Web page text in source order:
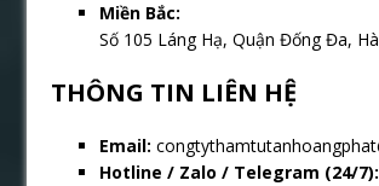
Miền Bắc:
Số 105 Láng Hạ, Quận Đống Đa,
THÔNG TIN LIÊN HỆ
Email:
Hotline / Zalo / Telegram (24/7):